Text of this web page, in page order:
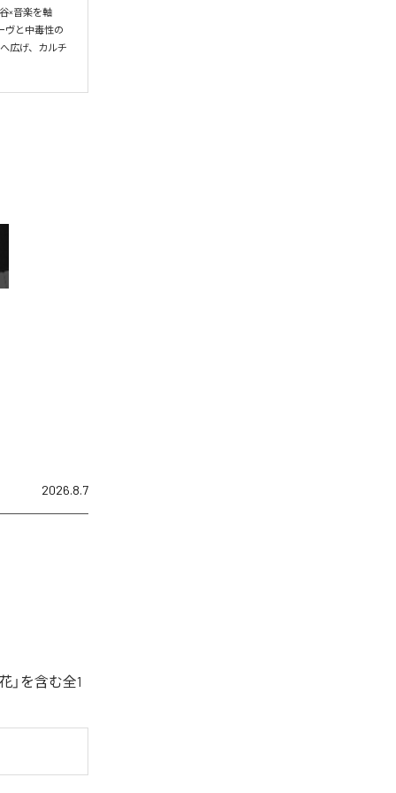
×音楽を軸
ヴと中毒性の
広げ、カルチ
2026.8.7
」を含む全1